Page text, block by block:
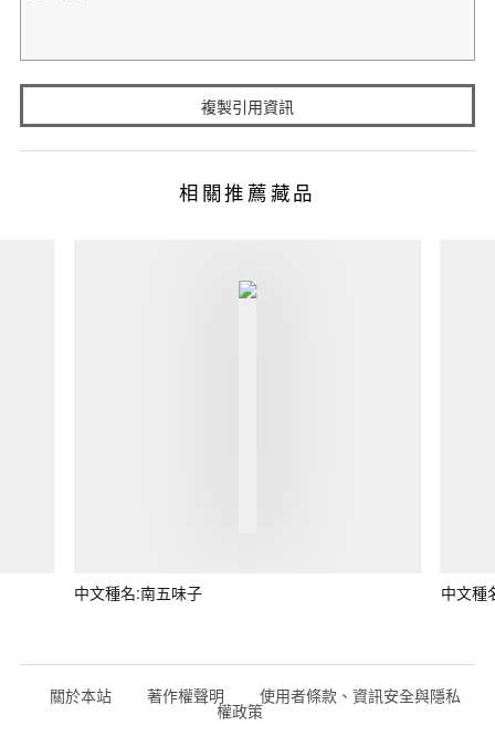
複製引用資訊
相關推薦藏品
中文種名:南五味子 中文種
關於本站 著作權聲明 使用者條款、資訊安全與隱私
權政策